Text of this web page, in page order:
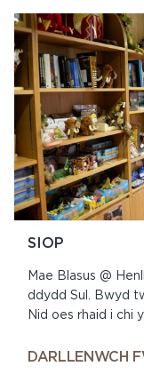
SIOP
Mae Blasus @
ddydd Sul. Bwyd
Nid oes rhaid i chi
DARLLENWCH